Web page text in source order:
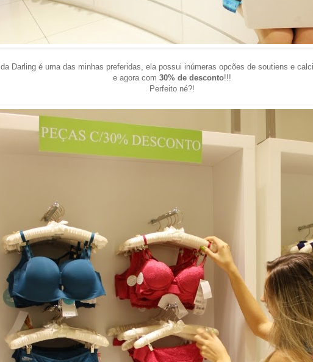
da Darling é uma das minhas preferidas, ela possui inúmeras opcões de soutiens e
e agora com 30% de desconto!!!
Perfeito né?!